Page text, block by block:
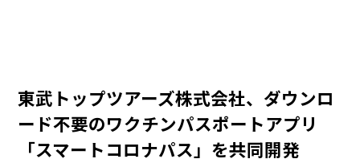
東武トップツアーズ株式会社、ダウンロ
ード不要のワクチンパスポートアプリ
「スマートコロナパス」を共同開発